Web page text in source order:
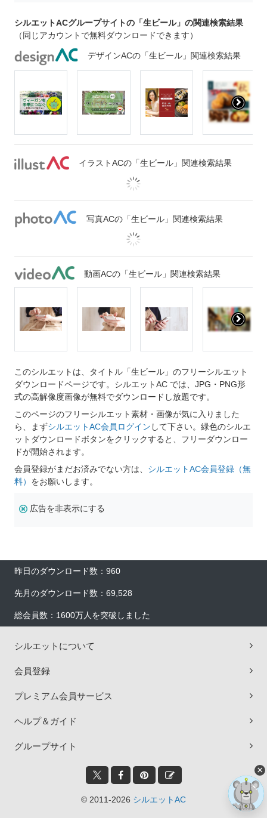
シルエットACグループサイトの「生ビール」の関連検索結果
（同じアカウントで無料ダウンロードできます）
デザインACの「生ビール」関連検索結果
イラストACの「生ビール」関連検索結果
写真ACの「生ビール」関連検索結果
動画ACの「生ビール」関連検索結果
このシルエットは、タイトル「生ビール」のフリーシルエット
ダウンロードページです。シルエットAC では、JPG・PNG形
式の高解像度画像が無料でダウンロードし放題です。
このページのフリーシルエット素材・画像が気に入りました
ら、まずシルエットAC会員ログイン して下さい。緑色のシルエ
ットダウンロードボタンをクリックすると、フリーダウンロー
ドが開始されます。
会員登録がまだお済みでない方は、 シルエットAC会員登録（無
料） をお願いします。
広告を非表示にする
昨日のダウンロード数：960
先月のダウンロード数：69,528
総会員数：1600万人を突破しました
シルエットについて
会員登録
プレミアム会員サービス
ヘルプ＆ガイド
グループサイト
© 2011-2026 シルエットAC
×